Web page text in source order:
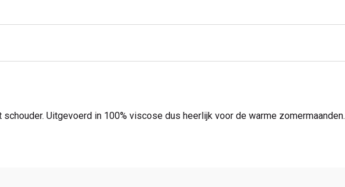
Uitgevoerd in 100% viscose dus heerlijk voor de warme zomermaanden.